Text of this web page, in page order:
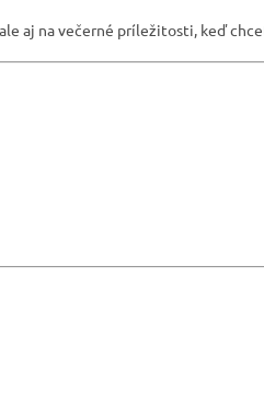
aj na večerné príležitosti, keď